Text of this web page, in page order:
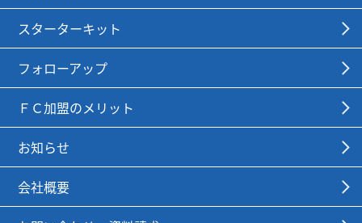
スターターキット
フォローアップ
ＦＣ加盟のメリット
お知らせ
会社概要